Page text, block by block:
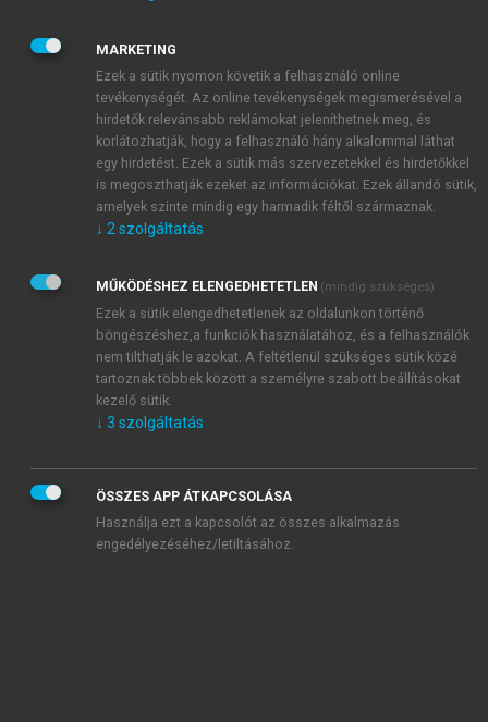
JELSZÓ
JELSZÓ ÚJRA
Kérek értesítést a MeRSZ újdonságairól, akcióiról.
Kérek értesítést az Akadémiai Kiadó Zrt. újdonságairól,
Adatkezelési tájékoztatóbanfoglaltakat tudomásul
veszem és elfogadom.
Általános vásárlási feltételeket, valamint a szotar.netés a
mersz.huoldalak licencszerződéseiben foglaltakat
tudomásul veszem és elfogadom.
KIPRÓBÁLOM
MARKETING
Ezek a sütik nyomon követik a felhasználó online
tevékenységét. Az online tevékenységek megismerésével a
hirdetők relevánsabb reklámokat jeleníthetnek meg, és
korlátozhatják, hogy a felhasználó hány alkalommal láthat
egy hirdetést. Ezek a sütik más szervezetekkel és hirdetőkkel
is megoszthatják ezeket az információkat. Ezek állandó sütik,
amelyek szinte mindig egy harmadik féltől származnak.
↓ 2 szolgáltatás
MŰKÖDÉSHEZ ELENGEDHETETLEN (mindig szükséges)
Ezek a sütik elengedhetetlenek az oldalunkon történő
böngészéshez,a funkciók használatához, és a felhasználók
nem tilthatják le azokat. A feltétlenül szükséges sütik közé
tartoznak többek között a személyre szabott beállításokat
kezelő sütik.
↓ 3 szolgáltatás
ÖSSZES APP ÁTKAPCSOLÁSA
Használja ezt a kapcsolót az összes alkalmazás
engedélyezéséhez/letiltásához.